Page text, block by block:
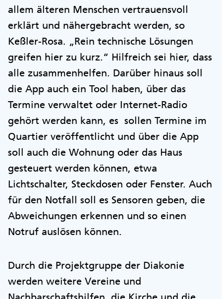
allem älteren Menschen vertrauensvoll
erklärt und nähergebracht werden, so
Keßler-Rosa. „Rein technische Lösungen
greifen hier zu kurz.“ Hilfreich sei hier, dass
alle zusammenhelfen. Darüber hinaus soll
die App auch ein Tool haben, über das
Termine verwaltet oder Internet-Radio
gehört werden kann, es sollen Termine im
Quartier veröffentlicht und über die App
soll auch die Wohnung oder das Haus
gesteuert werden können, etwa
Lichtschalter, Steckdosen oder Fenster. Auch
für den Notfall soll es Sensoren geben, die
Abweichungen erkennen und so einen
Notruf auslösen können.
Durch die Projektgruppe der Diakonie
werden weitere Vereine und